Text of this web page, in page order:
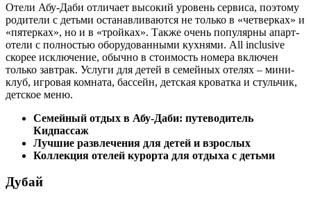
Отели Абу-Даби отличает высокий уровень сервиса, поэтому
родители с детьми останавливаются не только в «четверках» и
«пятерках», но и в «тройках». Также очень популярны апарт-
отели с полностью оборудованными кухнями. All inclusive
скорее исключение, обычно в стоимость номера включен
только завтрак. Услуги для детей в семейных отелях – мини-
клуб, игровая комната, бассейн, детская кроватка и стульчик,
детское меню.
Семейный отдых в Абу-Даби: путеводитель
Кидпассаж
Лучшие развлечения для детей и взрослых
Коллекция отелей курорта для отдыха с детьми
Дубай